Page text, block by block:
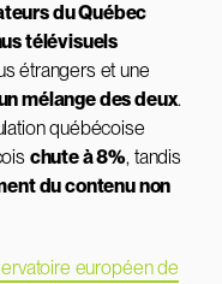
du Québec
télévisuels
étrangers et une
mélange des deux.
québécoise
chute à 8%, tandis
du contenu non
européen de